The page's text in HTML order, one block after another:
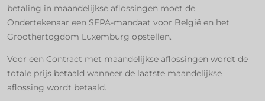
betaling in maandelijkse aflossingen moet de
Ondertekenaar een SEPA-mandaat voor België en het
Groothertogdom Luxemburg opstellen.
Voor een Contract met maandelijkse aflossingen wordt de
totale prijs betaald wanneer de laatste maandelijkse
aflossing wordt betaald.